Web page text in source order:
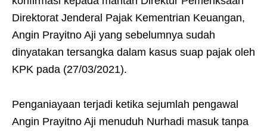
Direktorat Jenderal Pajak Kementrian Keuangan,
Angin Prayitno Aji yang sebelumnya sudah
dinyatakan tersangka dalam kasus suap pajak oleh
KPK pada (27/03/2021).
Penganiayaan terjadi ketika sejumlah pengawal
Angin Prayitno Aji menuduh Nurhadi masuk tanpa